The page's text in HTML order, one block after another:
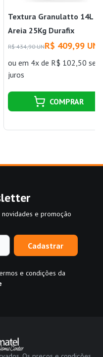
Textura Granulatto 14L
Areia 25Kg Durafix
R$ 434,90 UNR$ 409,99 UN
ouem 4x de R$ 102,50 sem
juros
COMPRAR
e promoção
Cadastrar
e condições da